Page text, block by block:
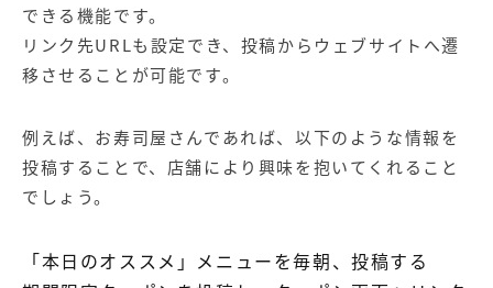
できる機能です。
リンク先URLも設定でき、投稿からウェブサイトへ遷
移させることが可能です。
例えば、お寿司屋さんであれば、以下のような情報を
投稿することで、店舗により興味を抱いてくれること
でしょう。
「本日のオススメ」メニューを毎朝、投稿する